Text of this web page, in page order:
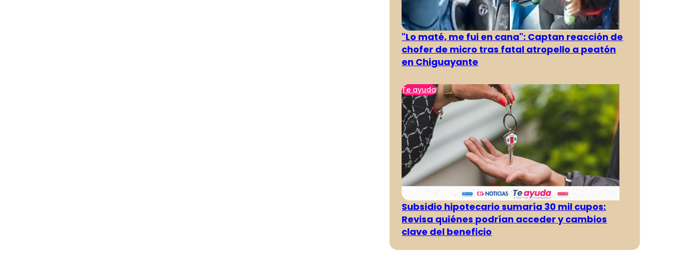
"Lo maté, me fui en cana": Captan reacción de
chofer de micro tras fatal atropello a peatón
en Chiguayante
Te ayuda
Subsidio hipotecario sumaría 30 mil cupos:
Revisa quiénes podrían acceder y cambios
clave del beneficio